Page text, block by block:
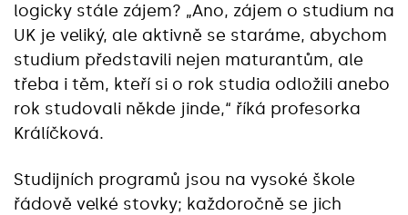
logicky stále zájem? „Ano, zájem o studium na
UK je veliký, ale aktivně se staráme, abychom
studium představili nejen maturantům, ale
třeba i těm, kteří si o rok studia odložili anebo
rok studovali někde jinde,“ říká profesorka
Králíčková.
Studijních programů jsou na vysoké škole
řádově velké stovky; každoročně se jich